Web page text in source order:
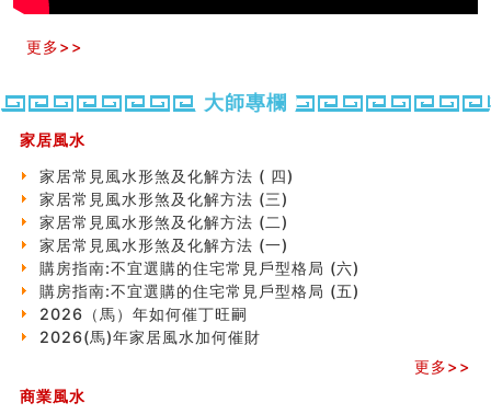
一篇文章解答八字命理所有困惑
姓名字义玄机藏凶吉
六爻占卜预测考试结果
套房風水怎麼看？ 租屋風水禁忌有哪些？搬家禁忌要注
意！
精选1500个五行属金的字
玄空本义(九)
八字十神与坐基关系详解
精选1000个五行属土的字
人的面相看财运
玄空本义(八)
六爻算卦：测腹中胎儿是男是女
中國改革開放總設計師鄧小平命造 (名人八字淺析八）
精选1000个五行属火的字
更多>>
大師專欄
家居風水
家居常見風水形煞及化解方法 ( 四)
家居常見風水形煞及化解方法 (三)
家居常見風水形煞及化解方法 (二)
家居常見風水形煞及化解方法 (一)
購房指南:不宜選購的住宅常見戶型格局 (六)
購房指南:不宜選購的住宅常見戶型格局 (五)
2026（馬）年如何催丁旺嗣
2026(馬)年家居風水加何催財
更多>>
商業風水